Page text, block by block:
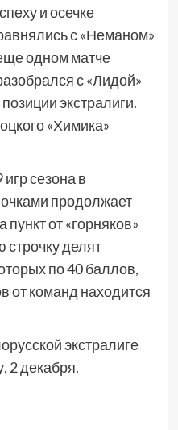
и осечке
с «Неманом»
одном матче
с «Лидой»
экстралиги.
«Химика»
сезона в
продолжает
от «горняков»
строчку делят
по 40 баллов,
от команд находится
экстралиге
2 декабря.